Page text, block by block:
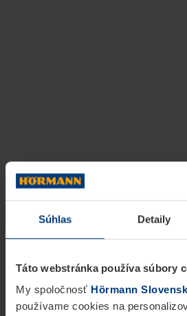
Súhlas Detaily
Táto webstránka používa súbory
My spoločnosť Hörmann
používame cookies na